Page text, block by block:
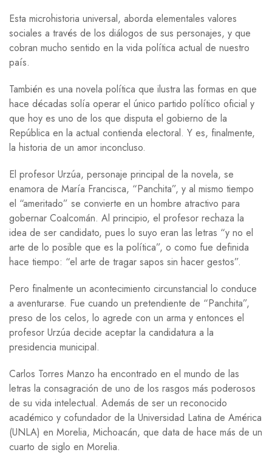
Esta microhistoria universal, aborda elementales valores
sociales a través de los diálogos de sus personajes, y que
cobran mucho sentido en la vida política actual de nuestro
país.
También es una novela política que ilustra las formas en que
hace décadas solía operar el único partido político oficial y
que hoy es uno de los que disputa el gobierno de la
República en la actual contienda electoral. Y es, finalmente,
la historia de un amor inconcluso.
El profesor Urzúa, personaje principal de la novela, se
enamora de María Francisca, “Panchita”, y al mismo tiempo
el “ameritado” se convierte en un hombre atractivo para
gobernar Coalcomán. Al principio, el profesor rechaza la
idea de ser candidato, pues lo suyo eran las letras “y no el
arte de lo posible que es la política”, o como fue definida
hace tiempo: “el arte de tragar sapos sin hacer gestos”.
Pero finalmente un acontecimiento circunstancial lo conduce
a aventurarse. Fue cuando un pretendiente de “Panchita”,
preso de los celos, lo agrede con un arma y entonces el
profesor Urzúa decide aceptar la candidatura a la
presidencia municipal.
Carlos Torres Manzo ha encontrado en el mundo de las
letras la consagración de uno de los rasgos más poderosos
de su vida intelectual. Además de ser un reconocido
académico y cofundador de la Universidad Latina de América
(UNLA) en Morelia, Michoacán, que data de hace más de un
cuarto de siglo en Morelia.